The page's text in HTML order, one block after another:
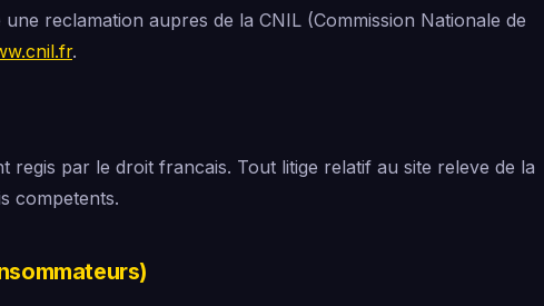
reclamation aupres de la CNIL (Commission Nationale de
.
regis par le droit francais. Tout litige relatif au site releve de la
competents.